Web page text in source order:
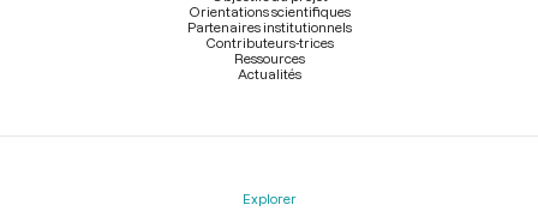
Orientations scientifiques
Partenaires institutionnels
Contributeurs-trices
Ressources
Actualités
Explorer